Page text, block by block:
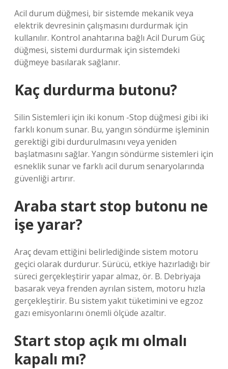
Acil durum düğmesi, bir sistemde mekanik veya
elektrik devresinin çalışmasını durdurmak için
kullanılır. Kontrol anahtarına bağlı Acil Durum Güç
düğmesi, sistemi durdurmak için sistemdeki
düğmeye basılarak sağlanır.
Kaç durdurma butonu?
Silin Sistemleri için iki konum -Stop düğmesi gibi iki
farklı konum sunar. Bu, yangın söndürme işleminin
gerektiği gibi durdurulmasını veya yeniden
başlatmasını sağlar. Yangın söndürme sistemleri için
esneklik sunar ve farklı acil durum senaryolarında
güvenliği artırır.
Araba start stop butonu ne
işe yarar?
Araç devam ettiğini belirlediğinde sistem motoru
geçici olarak durdurur. Sürücü, etkiye hazırladığı bir
süreci gerçekleştirir yapar almaz, ör. B. Debriyaja
basarak veya frenden ayrılan sistem, motoru hızla
gerçekleştirir. Bu sistem yakıt tüketimini ve egzoz
gazı emisyonlarını önemli ölçüde azaltır.
Start stop açık mı olmalı
kapalı mı?